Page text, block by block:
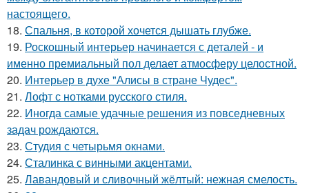
настоящего.
18. Спальня, в которой хочется дышать глубже.
19. Роскошный интерьер начинается с деталей - и
именно премиальный пол делает атмосферу целостной.
20. Интерьер в духе "Алисы в стране Чудес".
21. Лофт с нотками русского стиля.
22. Иногда самые удачные решения из повседневных
задач рождаются.
23. Студия с четырьмя окнами.
24. Сталинка с винными акцентами.
25. Лавандовый и сливочный жёлтый: нежная смелость.